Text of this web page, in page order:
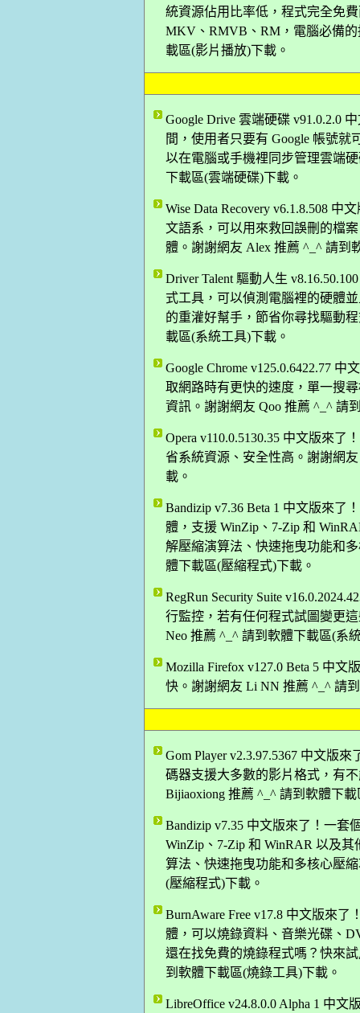
統資源佔用比率低，程式完全免
MKV、RMVB、RM，電腦必備
載區(影片播放)下載。
Google Drive 雲端硬碟 v91.0.2.0
間，使用者只要有 Google 帳號就
以在電腦或手機裡同步管理雲端
下載區(雲端硬碟)下載。
Wise Data Recovery v6.1.8.508
文語系，可以用來救回誤刪的檔
體。謝謝網友 Alex 推薦 ^_^ 請到
Driver Talent 驅動人生
式工具，可以偵測電腦裡的硬體
的重灌好幫手，節省你尋找驅動
載區(系統工具)下載。
Google Chrome v125.0.6422.77
取網路時有更快的速度，單一搜
資訊。謝謝網友 Qoo 推薦 ^_^ 請
Opera v110.0.5130.35 中文版來
省系統資源、安全性高。謝謝網
載。
Bandizip v7.36 Beta 1 中文版來
體，支援 WinZip、7-Zip 和
解壓縮演算法、快速拖曳功能和
體下載區(壓縮程式)下載。
RegRun Security Suite
行監控，若有任何程式試圖變更
Neo 推薦 ^_^ 請到軟體下載區(系
Mozilla Firefox v127.0 Beta 5 中
快。謝謝網友 Li NN 推薦 ^_^ 請
Gom Player v2.3.97.5367 中文版
碼器支援大多數的影片格式，有
Bijiaoxiong 推薦 ^_^ 請到軟體下
Bandizip v7.35 中文版來了！一
WinZip、7-Zip 和 WinRAR 以及
算法、快速拖曳功能和多核心壓
(壓縮程式)下載。
BurnAware Free v17.8 中文版來
體，可以燒錄資料、音樂光碟、
還在找免費的燒錄程式嗎？快來
到軟體下載區(燒錄工具)下載。
LibreOffice v24.8.0.0 Alpha 1 中